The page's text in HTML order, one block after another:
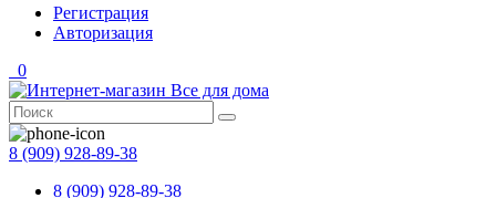
Регистрация
Авторизация
0
8 (909) 928-89-38
8 (909) 928-89-38